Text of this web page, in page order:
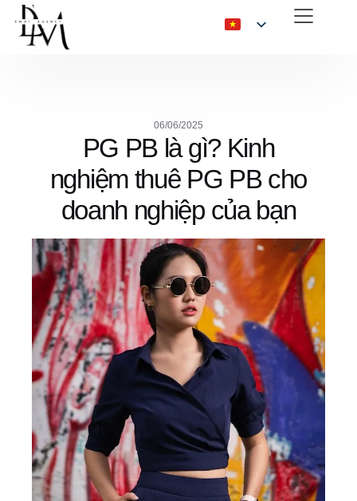
06/06/2025
PG PB là gì? Kinh
nghiệm thuê PG PB cho
doanh nghiệp của bạn